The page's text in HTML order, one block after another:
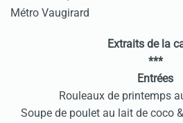
Métro Vaugirard
Extraits de la
***
Entrées
Rouleaux de printemps
Soupe de poulet au lait de coco